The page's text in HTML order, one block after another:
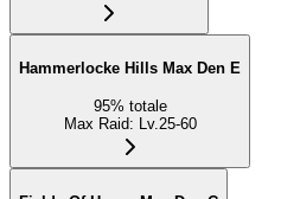
Hammerlocke Hills Max Den E
95% totale
Max Raid: Lv.25-60